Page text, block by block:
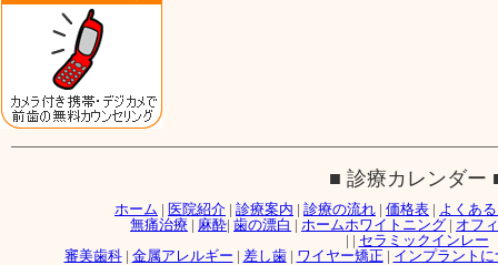
■ 診療カレンダー
ホーム | 医院紹介 | 診療案内 | 診療の流れ | 価格表 | よくあ
無痛治療 | 麻酔| 歯の漂白 | ホームホワイトニング | オフ
| | セラミックインレー
審美歯科| 金属アレルギー | 差し歯| ワイヤー矯正 | インプラントに